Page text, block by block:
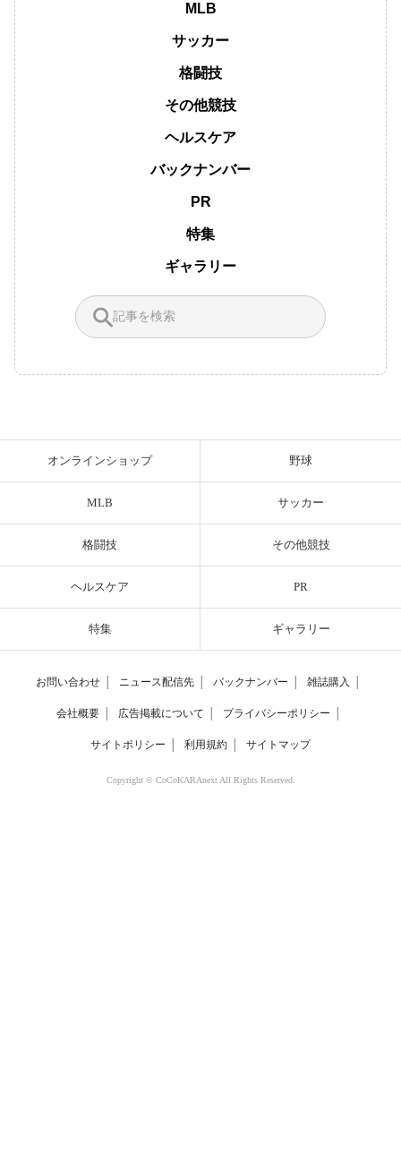
MLB
サッカー
格闘技
その他競技
ヘルスケア
バックナンバー
PR
特集
ギャラリー
オンラインショップ 野球
MLB サッカー
格闘技 その他競技
ヘルスケア PR
特集 ギャラリー
お問い合わせ ニュース配信先 バックナンバー 雑誌購入
会社概要 広告掲載について プライバシーポリシー
サイトポリシー 利用規約 サイトマップ
Copyright © CoCoKARAnext All Rights Reserved.